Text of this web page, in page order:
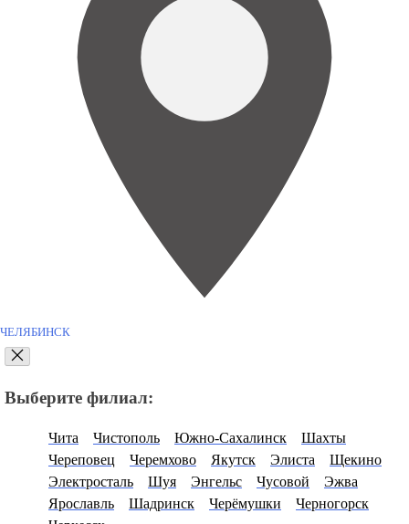
ЧЕЛЯБИНСК
Выберите филиал:
Чита Чистополь Южно-Сахалинск
Шахты
Череповец
Черемхово Якутск Элиста
Щекино
Электросталь
Шуя Энгельс Чусовой
Эжва
Ярославль
Шадринск Черёмушки
Черногорск